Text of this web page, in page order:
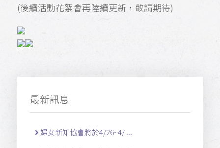
(後續活動花絮會再陸續更新，敬請期待)
最新訊息
婦女新知協會將於4/26~4/ ...